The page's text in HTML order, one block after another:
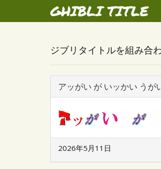
GHIBLI TITLE
ジブリタイトルを組み合
アッがい が いッかい うが
2026年5月11日